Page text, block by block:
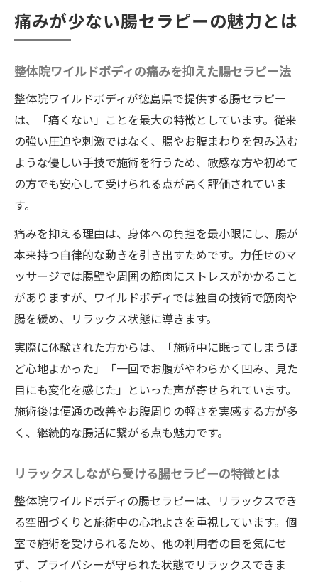
痛みが少ない腸セラピーの魅力とは
整体院ワイルドボディの痛みを抑えた腸セラピー法
整体院ワイルドボディが徳島県で提供する腸セラピー
は、「痛くない」ことを最大の特徴としています。従来
の強い圧迫や刺激ではなく、腸やお腹まわりを包み込む
ような優しい手技で施術を行うため、敏感な方や初めて
の方でも安心して受けられる点が高く評価されていま
す。
痛みを抑える理由は、身体への負担を最小限にし、腸が
本来持つ自律的な動きを引き出すためです。力任せのマ
ッサージでは腸壁や周囲の筋肉にストレスがかかること
がありますが、ワイルドボディでは独自の技術で筋肉や
腸を緩め、リラックス状態に導きます。
実際に体験された方からは、「施術中に眠ってしまうほ
ど心地よかった」「一回でお腹がやわらかく凹み、見た
目にも変化を感じた」といった声が寄せられています。
施術後は便通の改善やお腹周りの軽さを実感する方が多
く、継続的な腸活に繋がる点も魅力です。
リラックスしながら受ける腸セラピーの特徴とは
整体院ワイルドボディの腸セラピーは、リラックスでき
る空間づくりと施術中の心地よさを重視しています。個
室で施術を受けられるため、他の利用者の目を気にせ
ず、プライバシーが守られた状態でリラックスできま